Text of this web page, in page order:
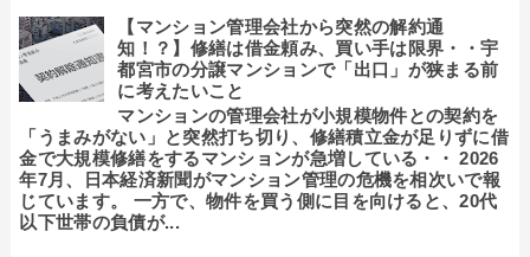
【マンション管理会社から突然の解約通
知！？】修繕は借金頼み、買い手は限界・・宇
都宮市の分譲マンションで「出口」が狭まる前
に考えたいこと
マンションの管理会社が小規模物件との契約を
「うまみがない」と突然打ち切り、修繕積立金が足りずに借
金で大規模修繕をするマンションが急増している・・ 2026
年7月、日本経済新聞がマンション管理の危機を相次いで報
じています。 一方で、物件を買う側に目を向けると、20代
以下世帯の負債が...